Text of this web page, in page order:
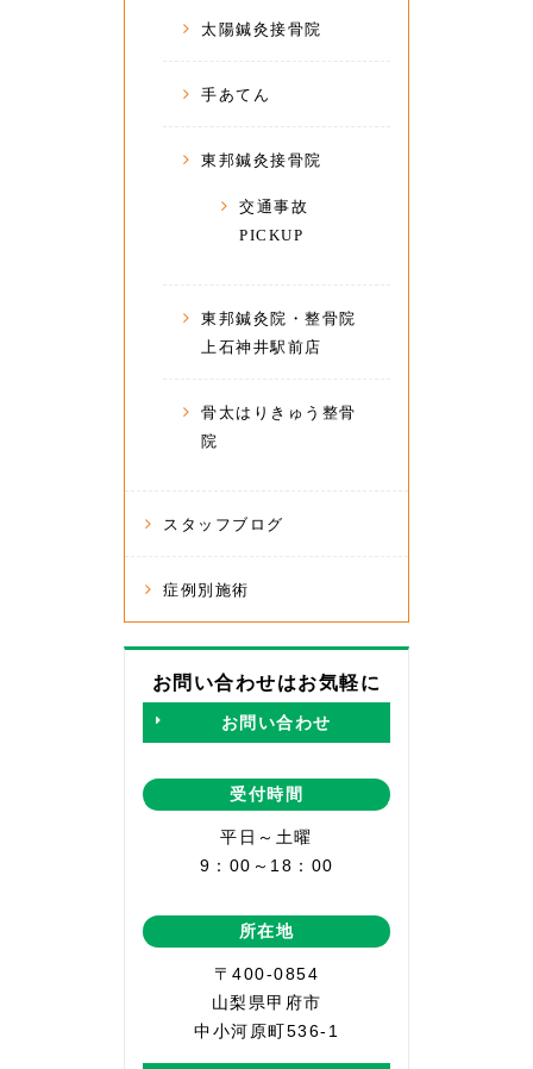
太陽鍼灸接骨院
手あてん
東邦鍼灸接骨院
交通事故
PICKUP
東邦鍼灸院・整骨院
上石神井駅前店
骨太はりきゅう整骨
院
スタッフブログ
症例別施術
お問い合わせはお気軽に
お問い合わせ
受付時間
平日～土曜
9：00～18：00
所在地
〒400-0854
山梨県甲府市
中小河原町536-1